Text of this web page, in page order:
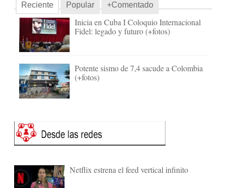
Reciente Popular +Comentado
Inicia en Cuba I Coloquio Internacional
Fidel: legado y futuro (+fotos)
Potente sismo de 7,4 sacude a Colombia
(+fotos)
Netflix estrena el feed vertical infinito